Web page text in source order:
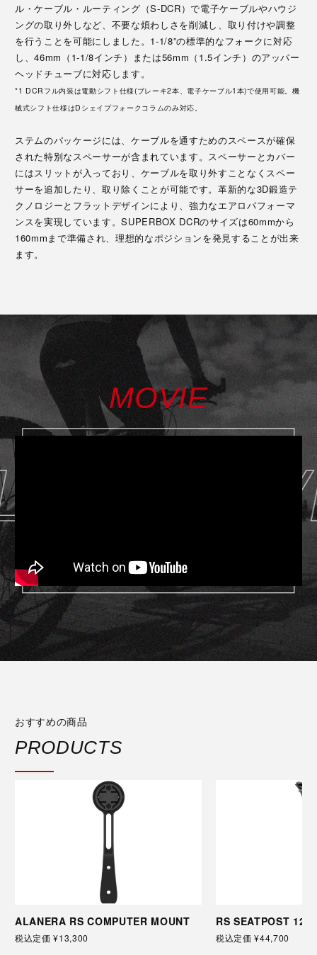
ル・ケーブル・ルーティング（S-DCR）で電子ケーブルやハウジ
ングの取り外しなど、不要な煩わしさを削減し、取り付けや調整
を行うことを可能にしました。1-1/8”の標準的なフォークに対応
し、46mm（1-1/8インチ）または56mm（1.5インチ）のアッパー
ヘッドチューブに対応します。
*1 DCRフル内装は電動シフト仕様(ブレーキ2本、電子ケーブル1本)で使用可能。機
械式シフト仕様はDシェイプフォークコラムのみ対応。
ステムのパッケージには、ケーブルを通すためのスペースが確保
された特別なスペーサーが含まれています。スペーサーとカバー
にはスリットが入っており、ケーブルを取り外すことなくスペー
サーを追加したり、取り除くことが可能です。革新的な3D鍛造テ
クノロジーとフラットデザインにより、強力なエアロパフォーマ
ンスを実現しています。SUPERBOX DCRのサイズは60mmから
160mmまで準備され、理想的なポジションを発見することが出来
ます。
MOVIE
おすすめの商品
PRODUCTS
RS COMPUTER MOUNT
定価 ¥13,300
RS SEATPOST 12mm
税込定価 ¥44,700